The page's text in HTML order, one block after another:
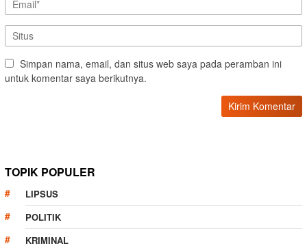
Simpan nama, email, dan situs web saya pada peramban ini
untuk komentar saya berikutnya.
TOPIK POPULER
LIPSUS
POLITIK
KRIMINAL